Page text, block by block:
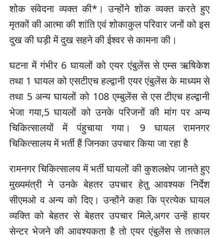
शोक संवेदना व्यक्त की*। उन्होंने शोक व्यक्त करते हुए
मृतकों की आत्मा की शांति एवं शोकाकुल परिवार जनों को इस
दुख की घड़ी में दुख सहने की ईश्वर से कामना की।
घटना में गंभीर 6 घायलों को एयर एंबुलेंस से एम्स ऋषिकेश
तथा 1 घायल को एसटीएच हल्द्वानी एयर एंबुलेंस के माध्यम से
तथा 5 अन्य घायलों को 108 एम्बुलेंस से एस टीएच हल्द्वानी
भेजा गया,5 घायलों को उनके परिजनों की मांग पर अन्य
चिकित्सालयों में पंहुचाया गया। 9 घायल रामनगर
चिकित्सालय में भर्ती हैं जिनका उपचार किया जा रहा है
रामनगर चिकित्सालय में भर्ती घायलों की कुशलक्षेप जानते हुए
मुख्यमंत्री ने उनके बेहतर उपचार हेतु आवश्यक निर्देश
सीएमओ व अन्य को दिए। उन्होंने कहा कि प्रत्येक घायल
व्यक्ति को बेहतर से बेहतर उपचार मिले,अगर उन्हें हायर
सेन्टर भेजने की आवश्यकता है तो एयर एंबुलेंस से तत्काल